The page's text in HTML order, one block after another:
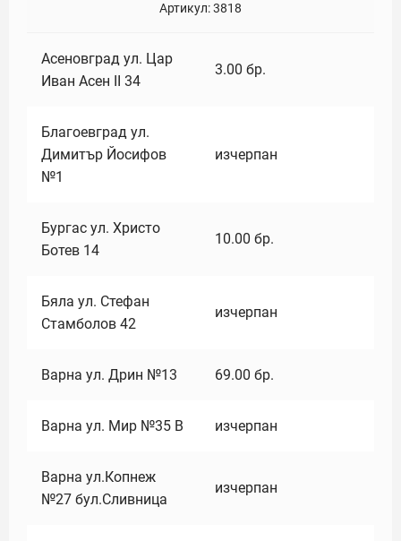
Артикул:3818
Асеновград ул. Цар
Иван Асен II 34
3.00 бр.
Благоевград ул.
Димитър Йосифов
№1
изчерпан
Бургас ул. Христо
Ботев 14
10.00 бр.
Бяла ул. Стефан
Стамболов 42
изчерпан
Варна ул. Дрин №13 69.00 бр.
Варна ул. Мир №35 В изчерпан
Варна ул.Копнеж
№27 бул.Сливница
изчерпан